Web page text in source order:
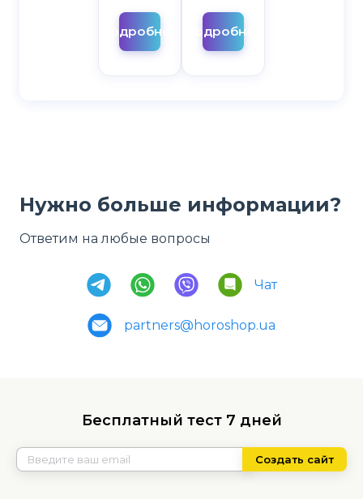
Подробнее Подробнее
Нужно больше информации?
Ответим на любые вопросы
Чат
partners@horoshop.ua
Бесплатный тест 7 дней
Создать сайт